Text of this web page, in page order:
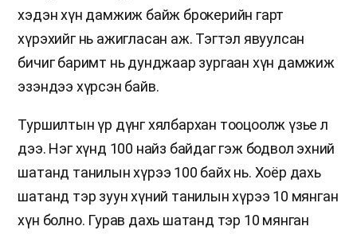
хэдэн хүн дамжиж байж брокерийн гарт
хүрэхийг нь ажигласан аж. Тэгтэл явуулсан
бичиг баримт нь дунджаар зургаан хүн дамжиж
эзэндээ хүрсэн байв.
Туршилтын үр дүнг хялбархан тооцоолж үзье л
дээ. Нэг хүнд 100 найз байдаг гэж бодвол эхний
шатанд танилын хүрээ 100 байх нь. Хоёр дахь
шатанд тэр зуун хүний танилын хүрээ 10 мянган
хүн болно. Гурав дахь шатанд тэр 10 мянган